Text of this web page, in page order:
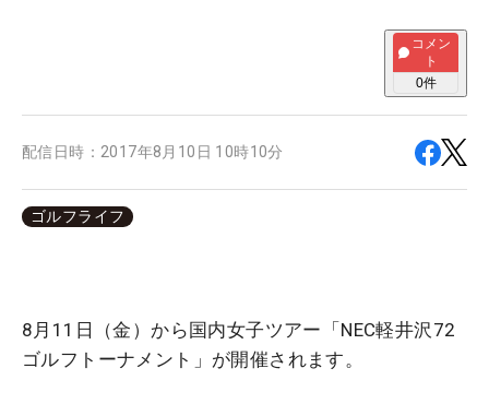
コメン
ト
0件
配信日時： 2017年8月10日 10時10分
ゴルフライフ
8月11日（金）から国内女子ツアー「NEC軽井沢72
ゴルフトーナメント」が開催されます。